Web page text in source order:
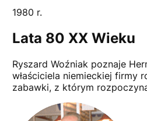
1980 r.
Lata 80 XX Wieku
Ryszard Woźniak poznaje
właściciela niemieckiej firmy
zabawki, z którym